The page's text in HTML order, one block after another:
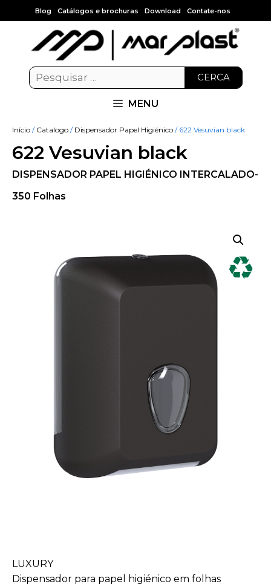
Blog Catálogos e brochuras Download Contate-nos
CERCA
MENU
Início / Catalogo / Dispensador Papel Higiénico / 622 Vesuvian black
622 Vesuvian black
DISPENSADOR PAPEL HIGIÉNICO INTERCALADO-
350 Folhas
LUXURY
Dispensador para papel higiénico em folhas